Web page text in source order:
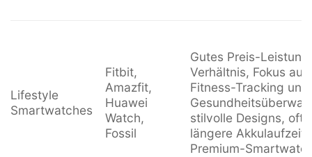
Lifestyle
Smartwatches
Fitbit,
Amazfit,
Huawei
Watch,
Fossil
Gutes Preis-
Verhältnis, Fokus auf
Fitness-Tracking und
stilvolle Designs, oft
längere Akkulaufzeit
Premium-